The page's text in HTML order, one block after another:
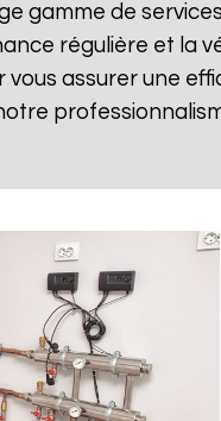
gamme de
régulière et la
assurer une